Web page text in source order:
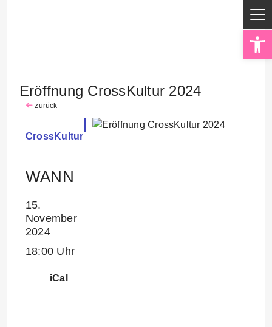
Eröffnung CrossKultur 2024
zurück
CrossKultur
WANN
15.
November
2024
18:00 Uhr
iCal